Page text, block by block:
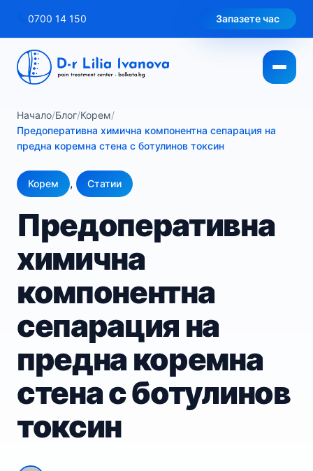
съдържанието
0700 14 150 Запазете час
Начало/Блог/Корем/
Предоперативна химична компонентна сепарация на
предна коремна стена с ботулинов токсин
Корем , Статии
Предоперативна
химична
компонентна
сепарация на
предна коремна
стена с ботулинов
токсин